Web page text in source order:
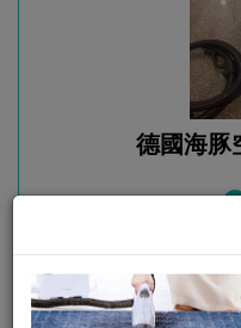
德國海豚
瞭解更多